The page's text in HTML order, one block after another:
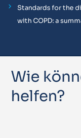
Standards for the
with COPD: a
Wie
helfen?